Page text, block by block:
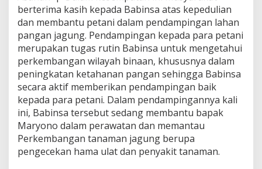
D
n
g
a
n
B
e
r
s
i
h
a
n
berterima kasih kepada Babinsa atas kepedulian
dan membantu petani dalam pendampingan lahan
pangan jagung. Pendampingan kepada para petani
merupakan tugas rutin Babinsa untuk mengetahui
perkembangan wilayah binaan, khususnya dalam
peningkatan ketahanan pangan sehingga Babinsa
secara aktif memberikan pendampingan baik
kepada para petani. Dalam pendampingannya kali
ini, Babinsa tersebut sedang membantu bapak
Maryono dalam perawatan dan memantau
Perkembangan tanaman jagung berupa
pengecekan hama ulat dan penyakit tanaman.